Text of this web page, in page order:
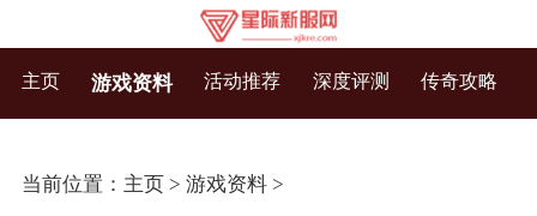
主页 游戏资料 活动推荐 深度评测 传奇攻略
当前位置： 主页> 游戏资料>